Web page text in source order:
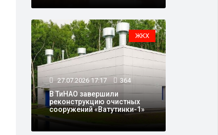
ЖКХ
27.07.2026 17:17 364
В ТиНАО завершили
реконструкцию очистных
сооружений «Ватутинки-1»